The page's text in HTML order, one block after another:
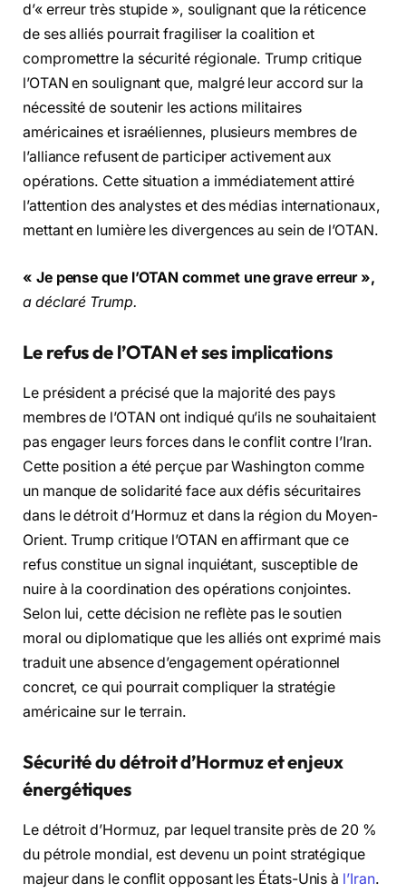
d’« erreur très stupide », soulignant que la réticence
de ses alliés pourrait fragiliser la coalition et
compromettre la sécurité régionale. Trump critique
l’OTAN en soulignant que, malgré leur accord sur la
nécessité de soutenir les actions militaires
américaines et israéliennes, plusieurs membres de
l’alliance refusent de participer activement aux
opérations. Cette situation a immédiatement attiré
l’attention des analystes et des médias internationaux,
mettant en lumière les divergences au sein de l’OTAN.
« Je pense que l’OTAN commet une grave erreur »,
a déclaré Trump.
Le refus de l’OTAN et ses implications
Le président a précisé que la majorité des pays
membres de l’OTAN ont indiqué qu’ils ne souhaitaient
pas engager leurs forces dans le conflit contre l’Iran.
Cette position a été perçue par Washington comme
un manque de solidarité face aux défis sécuritaires
dans le détroit d’Hormuz et dans la région du Moyen-
Orient. Trump critique l’OTAN en affirmant que ce
refus constitue un signal inquiétant, susceptible de
nuire à la coordination des opérations conjointes.
Selon lui, cette décision ne reflète pas le soutien
moral ou diplomatique que les alliés ont exprimé mais
traduit une absence d’engagement opérationnel
concret, ce qui pourrait compliquer la stratégie
américaine sur le terrain.
Sécurité du détroit d’Hormuz et enjeux
énergétiques
Le détroit d’Hormuz, par lequel transite près de 20 %
du pétrole mondial, est devenu un point stratégique
majeur dans le conflit opposant les États-Unis à l’Iran.